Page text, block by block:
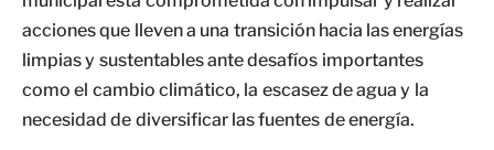
acciones que lleven a una transición hacia las energías
limpias y sustentables ante desafíos importantes
como el cambio climático, la escasez de agua y la
necesidad de diversificar las fuentes de energía.